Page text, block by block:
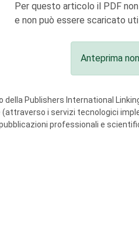
Per questo articolo il PDF
e non può essere scaricato
Anteprima
della Publishers International
i servizi tecnologici
professionali e